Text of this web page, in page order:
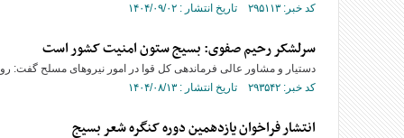
کد خبر: ۲۹۵۱۱۳ تاریخ انتشار : ۱۴۰۴/۰۹/۰۲
سرلشکر رحیم صفوی: بسیج ستون امنیت کشور است
دستیار و مشاور عالی فرماندهی کل قوا در امور نیرو‌های مسلح
کد خبر: ۲۹۳۵۴۲ تاریخ انتشار : ۱۴۰۴/۰۸/۱۳
انتشار فراخوان یازدهمین دوره کنگره شعر بسیج